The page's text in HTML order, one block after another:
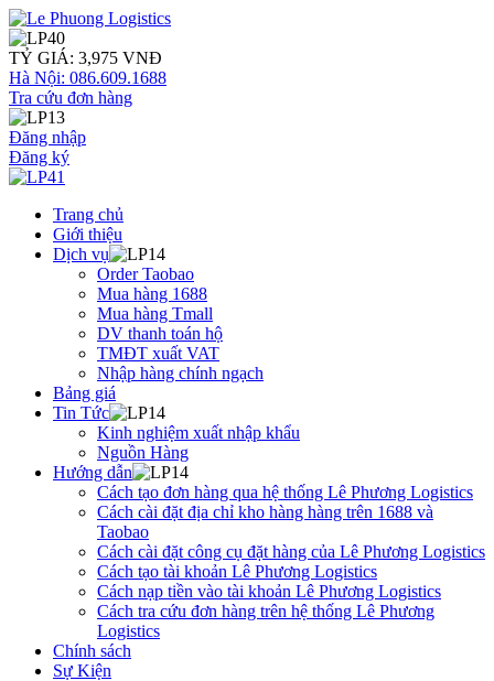
TỶ GIÁ: 3,975 VNĐ
Hà Nội: 086.609.1688
Tra cứu đơn hàng
Đăng nhập
Đăng ký
Trang chủ
Giới thiệu
Dịch vụ
Order Taobao
Mua hàng 1688
Mua hàng Tmall
DV thanh toán hộ
TMĐT xuất VAT
Nhập hàng chính ngạch
Bảng giá
Tin Tức
Kinh nghiệm xuất nhập khẩu
Nguồn Hàng
Hướng dẫn
Cách tạo đơn hàng qua hệ thống Lê Phương Logistics
Cách cài đặt địa chỉ kho hàng hàng trên 1688 và
Taobao
Cách cài đặt công cụ đặt hàng của Lê Phương Logistics
Cách tạo tài khoản Lê Phương Logistics
Cách nạp tiền vào tài khoản Lê Phương Logistics
Cách tra cứu đơn hàng trên hệ thống Lê Phương
Logistics
Chính sách
Sự Kiện